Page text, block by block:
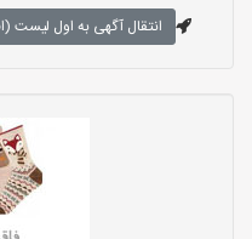
انتقال آگهی به اول لیست